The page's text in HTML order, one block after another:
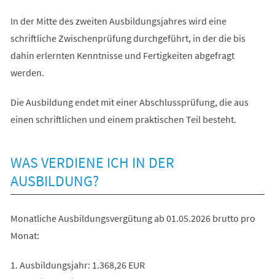
In der Mitte des zweiten Ausbildungsjahres wird eine
schriftliche Zwischenprüfung durchgeführt, in der die bis
dahin erlernten Kenntnisse und Fertigkeiten abgefragt
werden.
Die Ausbildung endet mit einer Abschlussprüfung, die aus
einen schriftlichen und einem praktischen Teil besteht.
WAS VERDIENE ICH IN DER
AUSBILDUNG?
Monatliche Ausbildungsvergütung ab 01.05.2026 brutto pro
Monat:
1. Ausbildungsjahr: 1.368,26 EUR